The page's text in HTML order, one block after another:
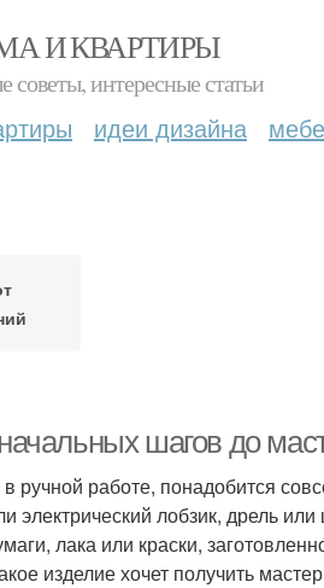
И КВАРТИРЫ
советы, интересные статьи
идеи дизайна
шагов до
ручной работе, понадобится
лобзик, дрель или
лака или краски,
изделие хочет получить